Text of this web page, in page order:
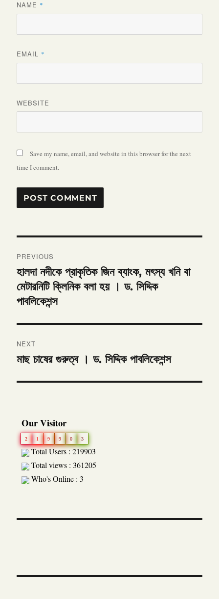
NAME *
EMAIL *
WEBSITE
Save my name, email, and website in this browser for the next
time I comment.
navigation
PREVIOUS
Previous
post:
হালদা নদীকে প্রাকৃতিক জিন ব্যাংক, মৎস্য খনি বা
মেটারনিটি ক্লিনিক বলা হয় । ড. সিদ্দিক
পাবলিকেশন্স
NEXT
Next
মাছ চাষের গুরুত্ব । ড. সিদ্দিক পাবলিকেশন্স
Our Visitor
2 1 9 9 0 3
Total Users : 219903
Total views : 361205
Who's Online : 3